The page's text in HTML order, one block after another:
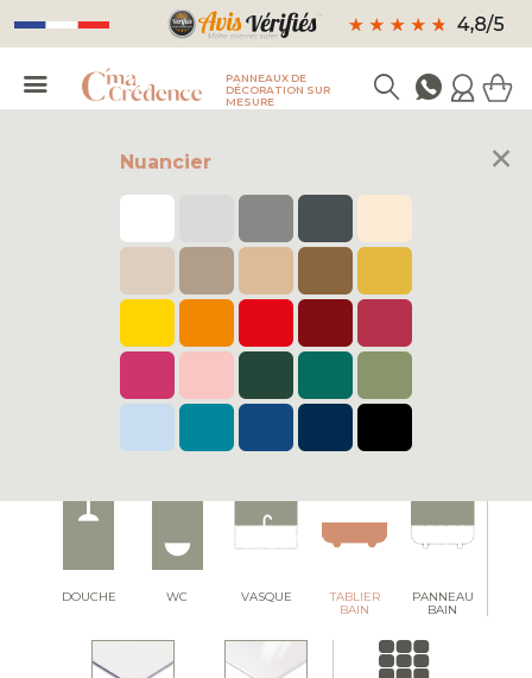
PANNEAUX DE
DÉCORATION SUR
MESURE
Nuancier ×
DOUCHE WC VASQUE
TABLIER
BAIN
PANNEAU
BAIN